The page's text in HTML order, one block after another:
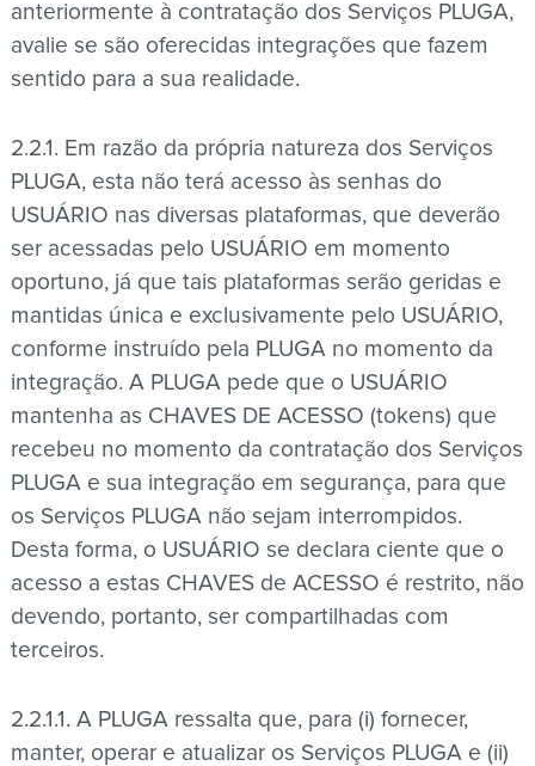
anteriormente à contratação dos Serviços PLUGA,
avalie se são oferecidas integrações que fazem
sentido para a sua realidade.
2.2.1. Em razão da própria natureza dos Serviços
PLUGA, esta não terá acesso às senhas do
USUÁRIO nas diversas plataformas, que deverão
ser acessadas pelo USUÁRIO em momento
oportuno, já que tais plataformas serão geridas e
mantidas única e exclusivamente pelo USUÁRIO,
conforme instruído pela PLUGA no momento da
integração. A PLUGA pede que o USUÁRIO
mantenha as CHAVES DE ACESSO (tokens) que
recebeu no momento da contratação dos Serviços
PLUGA e sua integração em segurança, para que
os Serviços PLUGA não sejam interrompidos.
Desta forma, o USUÁRIO se declara ciente que o
acesso a estas CHAVES de ACESSO é restrito, não
devendo, portanto, ser compartilhadas com
terceiros.
2.2.1.1. A PLUGA ressalta que, para (i) fornecer,
manter, operar e atualizar os Serviços PLUGA e (ii)